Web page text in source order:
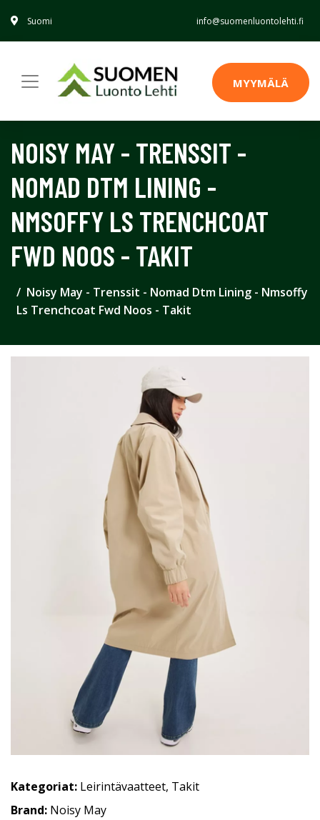
Suomi info@suomenluontolehti.fi
MYYMÄLÄ
NOISY MAY - TRENSSIT -
NOMAD DTM LINING -
NMSOFFY LS TRENCHCOAT
FWD NOOS - TAKIT
Noisy May - Trenssit - Nomad Dtm Lining - Nmsoffy
Ls Trenchcoat Fwd Noos - Takit
Kategoriat: Leirintävaatteet, Takit
Brand: Noisy May